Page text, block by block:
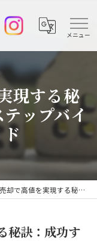
現する秘
ップバイ
実現する秘訣：成功するためのステップバイステップガイド
秘訣：成功す